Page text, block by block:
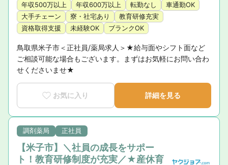
年収500万以上 年収600万以上 転勤なし
車通勤OK
大手チェーン
寮・社宅あり
教育研修充実
資格取得支援
未経験OK ブランクOK
鳥取県米子市＜正社員/薬局求人＞★給与面やシフト面など
ご相談可能な場合もございます。まずはお気軽にお問い合わ
せくださいませ★
お気に入り 詳細を見る
調剤薬局 正社員
【米子市】＼社員の成長をサポー
ト！教育研修制度が充実／★産休育